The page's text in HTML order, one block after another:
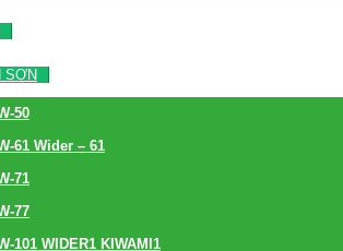
SƠN
50
61 Wider – 61
71
77
101 WIDER1 KIWAMI1